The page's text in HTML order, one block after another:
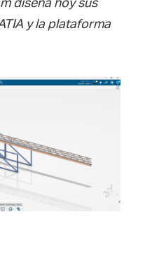
y la plataforma